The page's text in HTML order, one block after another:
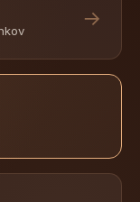
→